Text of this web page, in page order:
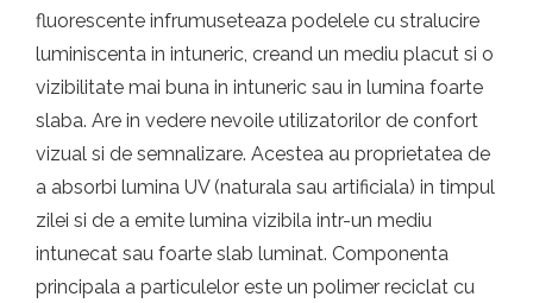
fluorescente infrumuseteaza podelele cu stralucire
luminiscenta in intuneric, creand un mediu placut si o
vizibilitate mai buna in intuneric sau in lumina foarte
slaba. Are in vedere nevoile utilizatorilor de confort
vizual si de semnalizare. Acestea au proprietatea de
a absorbi lumina UV (naturala sau artificiala) in timpul
zilei si de a emite lumina vizibila intr-un mediu
intunecat sau foarte slab luminat. Componenta
principala a particulelor este un polimer reciclat cu